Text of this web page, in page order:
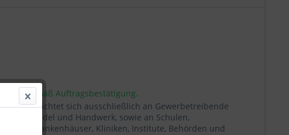
gemäß Auftragsbestätigung.
Angebot richtet sich ausschließlich an Gewerbetreibende
Handel und Handwerk, sowie an Schulen,
Krankenhäuser, Kliniken, Institute, Behörden und